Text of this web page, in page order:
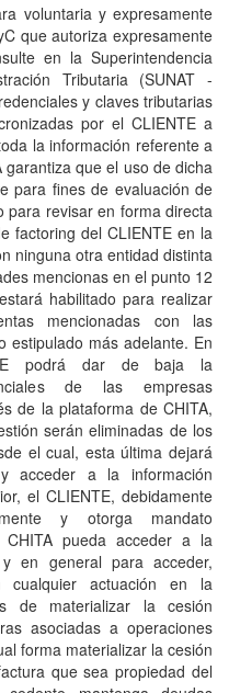
voluntaria y expresamente
que autoriza expresamente
en la Superintendencia
Tributaria (SUNAT -
y claves tributarias
por el CLIENTE a
la información referente a
que el uso de dicha
para fines de evaluación de
para revisar en forma directa
factoring del CLIENTE en la
ninguna otra entidad distinta
mencionas en el punto 12
habilitado para realizar
mencionadas con las
estipulado más adelante. En
podrá dar de baja la
de las empresas
de la plataforma de CHITA,
serán eliminadas de los
el cual, esta última dejará
acceder a la información
el CLIENTE, debidamente
y otorga mandato
pueda acceder a la
en general para acceder,
actuación en la
de materializar la cesión
asociadas a operaciones
forma materializar la cesión
que sea propiedad del